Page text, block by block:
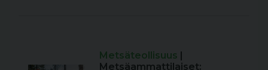
Metsäteollisuus |
Metsäammattilaiset: